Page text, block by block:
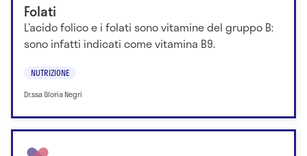
Folati
L’acido folico e i folati sono vitamine del gruppo B:
sono infatti indicati come vitamina B9.
NUTRIZIONE
Dr.ssa Gloria Negri